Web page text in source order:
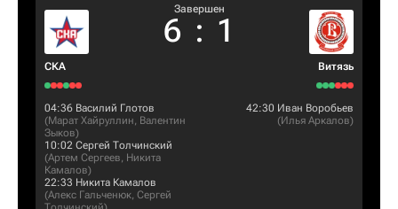
СКА
Завершен
6 : 1
Витязь
04:36 Василий Глотов
(Марат Хайруллин, Валентин
Зыков)
10:02 Сергей Толчинский
(Артем Сергеев, Никита
Камалов)
22:33 Никита Камалов
(Алекс Гальченюк, Сергей
42:30 Иван Воробьев
(Илья Аркалов)